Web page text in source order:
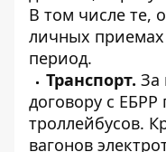
В том числе те,
личных
период.
Транспорт. За
договору с
троллейбусов.
вагонов